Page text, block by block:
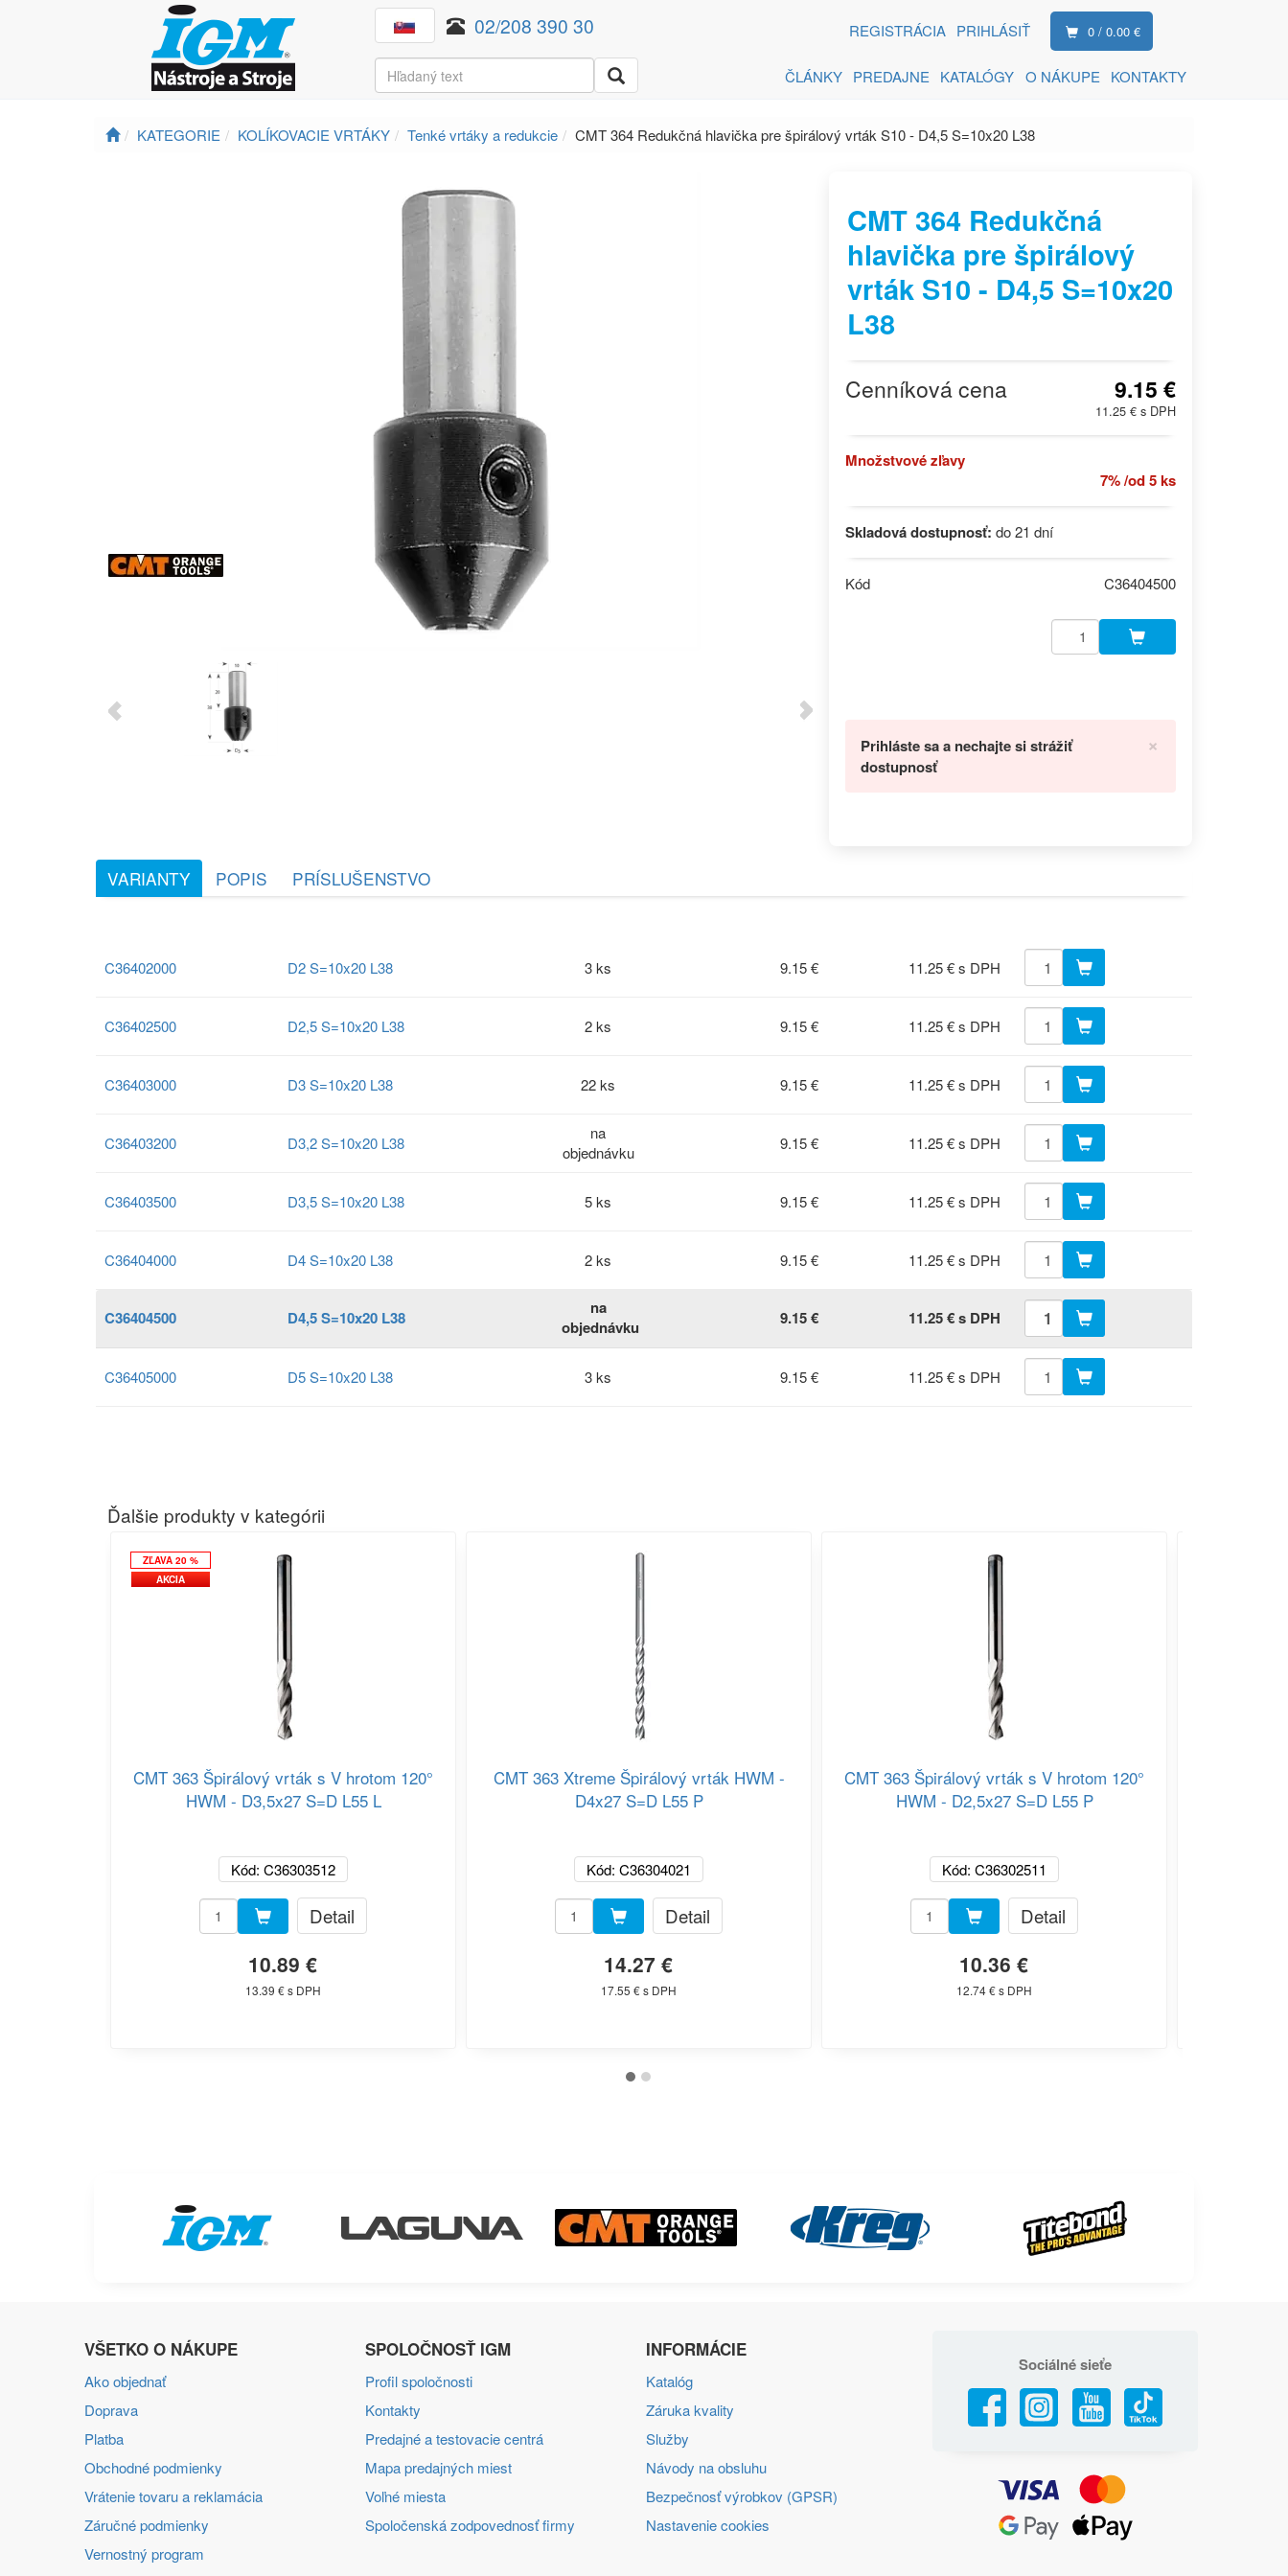
02/208 390 30 0 / 0.00 €
REGISTRÁCIA PRIHLÁSIŤ
KONTAKTY
O NÁKUPE
KATALÓGY
PREDAJNE
ČLÁNKY
KATEGORIE KOLÍKOVACIE VRTÁKY Tenké vrtáky a redukcie CMT 364 Redukčná hlavička pre špirálový vrták S10 - D4,5 S=10x20 L38
CMT 364 Redukčná
hlavička pre špirálový
vrták S10 - D4,5 S=10x20
L38
Cenníková cena 9.15 €
11.25 € s DPH
Množstvové zľavy
7% /od 5 ks
Skladová dostupnosť: do 21 dní
Kód C36404500
×
Prihláste sa a nechajte si strážiť
dostupnosť
VARIANTY POPIS PRÍSLUŠENSTVO
C36402000 D2 S=10x20 L38 3 ks 9.15 € 11.25 € s DPH
C36402500 D2,5 S=10x20 L38 2 ks 9.15 € 11.25 € s DPH
C36403000 D3 S=10x20 L38 22 ks 9.15 € 11.25 € s DPH
C36403200 D3,2 S=10x20 L38
na
objednávku
9.15 € 11.25 € s DPH
C36403500 D3,5 S=10x20 L38 5 ks 9.15 € 11.25 € s DPH
C36404000 D4 S=10x20 L38 2 ks 9.15 € 11.25 € s DPH
C36404500 D4,5 S=10x20 L38
na
objednávku
9.15 € 11.25 € s DPH
C36405000 D5 S=10x20 L38 3 ks 9.15 € 11.25 € s DPH
Ďalšie produkty v kategórii
ZĽAVA 20 %
AKCIA
CMT 363 Špirálový vrták s V hrotom 120°
HWM - D3,5x27 S=D L55 L
Kód: C36303512
Detail
10.89 €
13.39 € s DPH
CMT 363 Xtreme Špirálový vrták HWM -
D4x27 S=D L55 P
Kód: C36304021
Detail
14.27 €
17.55 € s DPH
CMT 363 Špirálový vrták s V hrotom 120°
HWM - D2,5x27 S=D L55 P
Kód: C36302511
Detail
10.36 €
12.74 € s DPH
VŠETKO O NÁKUPE
Ako objednať
Doprava
Platba
Obchodné podmienky
Vrátenie tovaru a reklamácia
Záručné podmienky
Vernostný program
SPOLOČNOSŤ IGM
Profil spoločnosti
Kontakty
Predajné a testovacie centrá
Mapa predajných miest
Voľné miesta
Spoločenská zodpovednosť firmy
INFORMÁCIE
Katalóg
Záruka kvality
Služby
Návody na obsluhu
Bezpečnosť výrobkov (GPSR)
Nastavenie cookies
Sociálné sieťe